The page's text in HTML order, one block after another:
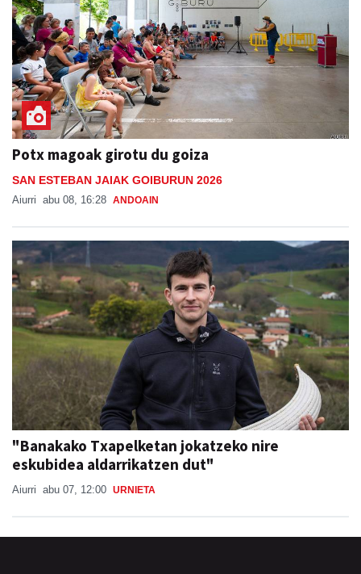
Potx magoak girotu du goiza
SAN ESTEBAN JAIAK GOIBURUN 2026
Aiurri abu 08, 16:28 ANDOAIN
"Banakako Txapelketan jokatzeko nire
eskubidea aldarrikatzen dut"
Aiurri abu 07, 12:00 URNIETA